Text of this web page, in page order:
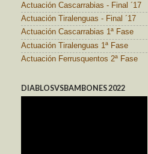
Actuación Cascarrabias - Final ´17
Actuación Tiralenguas - Final ´17
Actuación Cascarrabias 1ª Fase
Actuación Tiralenguas 1ª Fase
Actuación Ferrusquentos 2ª Fase
DIABLOSVSBAMBONES 2022